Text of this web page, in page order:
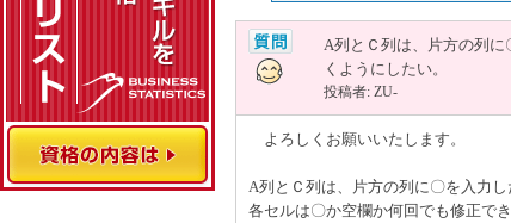
A列とＣ列は、片方の列
くようにしたい。
投稿者: ZU-
よろしくお願いいたします。
A列とＣ列は、片方の列に〇を入力
各セルは〇か空欄か何回でも修正で